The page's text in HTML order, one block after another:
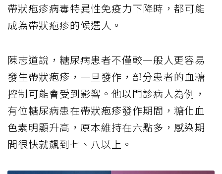
帶狀疱疹病毒特異性免疫力下降時，都可能
成為帶狀疱疹的候選人。
陳志道說，糖尿病患者不僅較一般人更容易
發生帶狀疱疹，一旦發作，部分患者的血糖
控制可能會受到影響。他以門診病人為例，
有位糖尿病患在帶狀疱疹發作期間，糖化血
色素明顯升高，原本維持在六點多，感染期
間很快就飆到七、八以上。